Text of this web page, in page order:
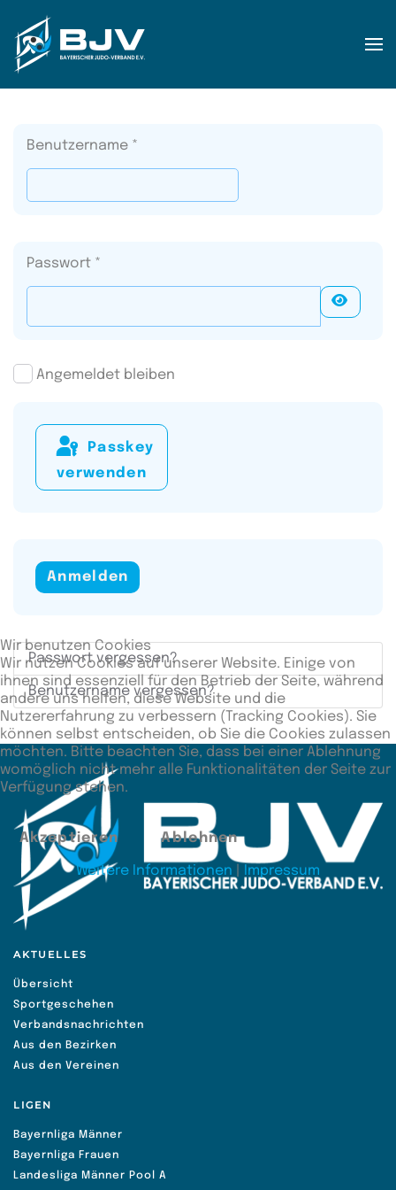
Zum Hauptinhalt springen
Benutzername *
Passwort *
Angemeldet bleiben
verwenden
Anmelden
Passwort vergessen?
Benutzername vergessen?
AKTUELLES
Übersicht
Sportgeschehen
Verbandsnachrichten
Aus den Bezirken
Aus den Vereinen
LIGEN
Bayernliga Männer
Bayernliga Frauen
Landesliga Männer Pool A
Wir benutzen Cookies
Wir nutzen Cookies auf unserer Website. Einige von
ihnen sind essenziell für den Betrieb der Seite, während
andere uns helfen, diese Website und die
Nutzererfahrung zu verbessern (Tracking Cookies). Sie
können selbst entscheiden, ob Sie die Cookies zulassen
möchten. Bitte beachten Sie, dass bei einer Ablehnung
womöglich nicht mehr alle Funktionalitäten der Seite zur
Verfügung stehen.
Akzeptieren Ablehnen
Weitere Informationen Impressum